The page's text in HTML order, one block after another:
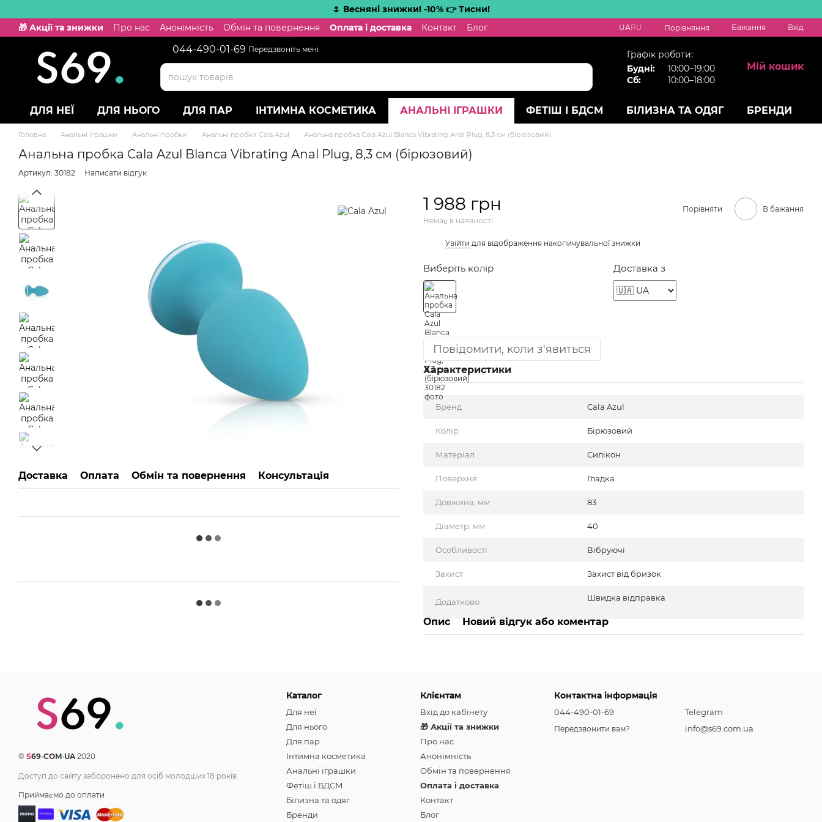
🌷 Весняні знижки! -10% 👉 Тисни!
🎁 Акції та знижки
Про нас Анонімність Обмін та повернення Оплата і доставка Контакт Блог UARU Порівняння Бажання Вхід
044-490-01-69 Передзвоніть мені
Графік роботи:
Будні:
10:00–19:00
Сб:
10:00–18:00
Мій кошик
ДЛЯ НЕЇ ДЛЯ НЬОГО ДЛЯ ПАР ІНТИМНА КОСМЕТИКА АНАЛЬНІ ІГРАШКИ ФЕТІШ І БДСМ БІЛИЗНА ТА ОДЯГ БРЕНДИ
Головна Анальні іграшки Анальні пробки Анальні пробки Cala Azul Анальна пробка Cala Azul Blanca Vibrating Anal Plug, 8,3 см (бірюзовий)
Анальна пробка Cala Azul Blanca Vibrating Anal Plug, 8,3 см (бірюзовий)
Артикул: 30182 Написати відгук
Доставка Оплата Обмін та повернення Консультація
1 988 грн
Немає в наявності
Порівняти В бажання
Увійти для відображення накопичувальної знижки
Виберіть колір Доставка з
Повідомити, коли з'явиться
Характеристики
Бренд Cala Azul
Колір Бірюзовий
Матеріал Силікон
Поверхня Гладка
Довжина, мм 83
Діаметр, мм 40
Особливості Вібруючі
Захист Захист від бризок
Додатково Швидка відправка
Опис Новий відгук або коментар
© S69•COM•UA 2020
Доступ до сайту заборонено для осіб молодших 18 років
Приймаємо до оплати
Каталог
Для неї
Для нього
Для пар
Інтимна косметика
Анальні іграшки
Фетіш і БДСМ
Білизна та одяг
Бренди
Клієнтам
Вхід до кабінету
🎁 Акції та знижки
Про нас
Анонімність
Обмін та повернення
Оплата і доставка
Контакт
Блог
Контактна інформація
044-490-01-69
Передзвонити вам?
Telegram
info@s69.com.ua